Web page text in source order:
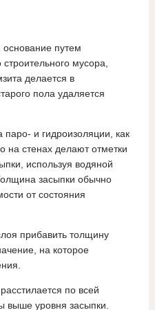
основание путем
мусора,
делается в
пола удаляется
паро- и гидроизоляции, как
на стенах делают отметки
используя водяной
засыпки обычно
от состояния
прибавить толщину
на которое
по всей
выше уровня засыпки.